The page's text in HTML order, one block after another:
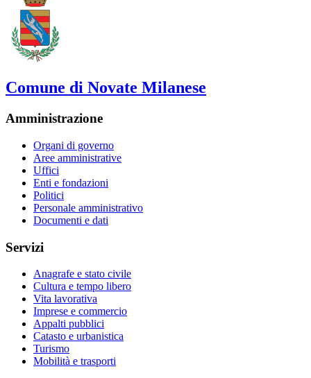
Comune di Novate Milanese
Amministrazione
Organi di governo
Aree amministrative
Uffici
Enti e fondazioni
Politici
Personale amministrativo
Documenti e dati
Servizi
Anagrafe e stato civile
Cultura e tempo libero
Vita lavorativa
Imprese e commercio
Appalti pubblici
Catasto e urbanistica
Turismo
Mobilità e trasporti